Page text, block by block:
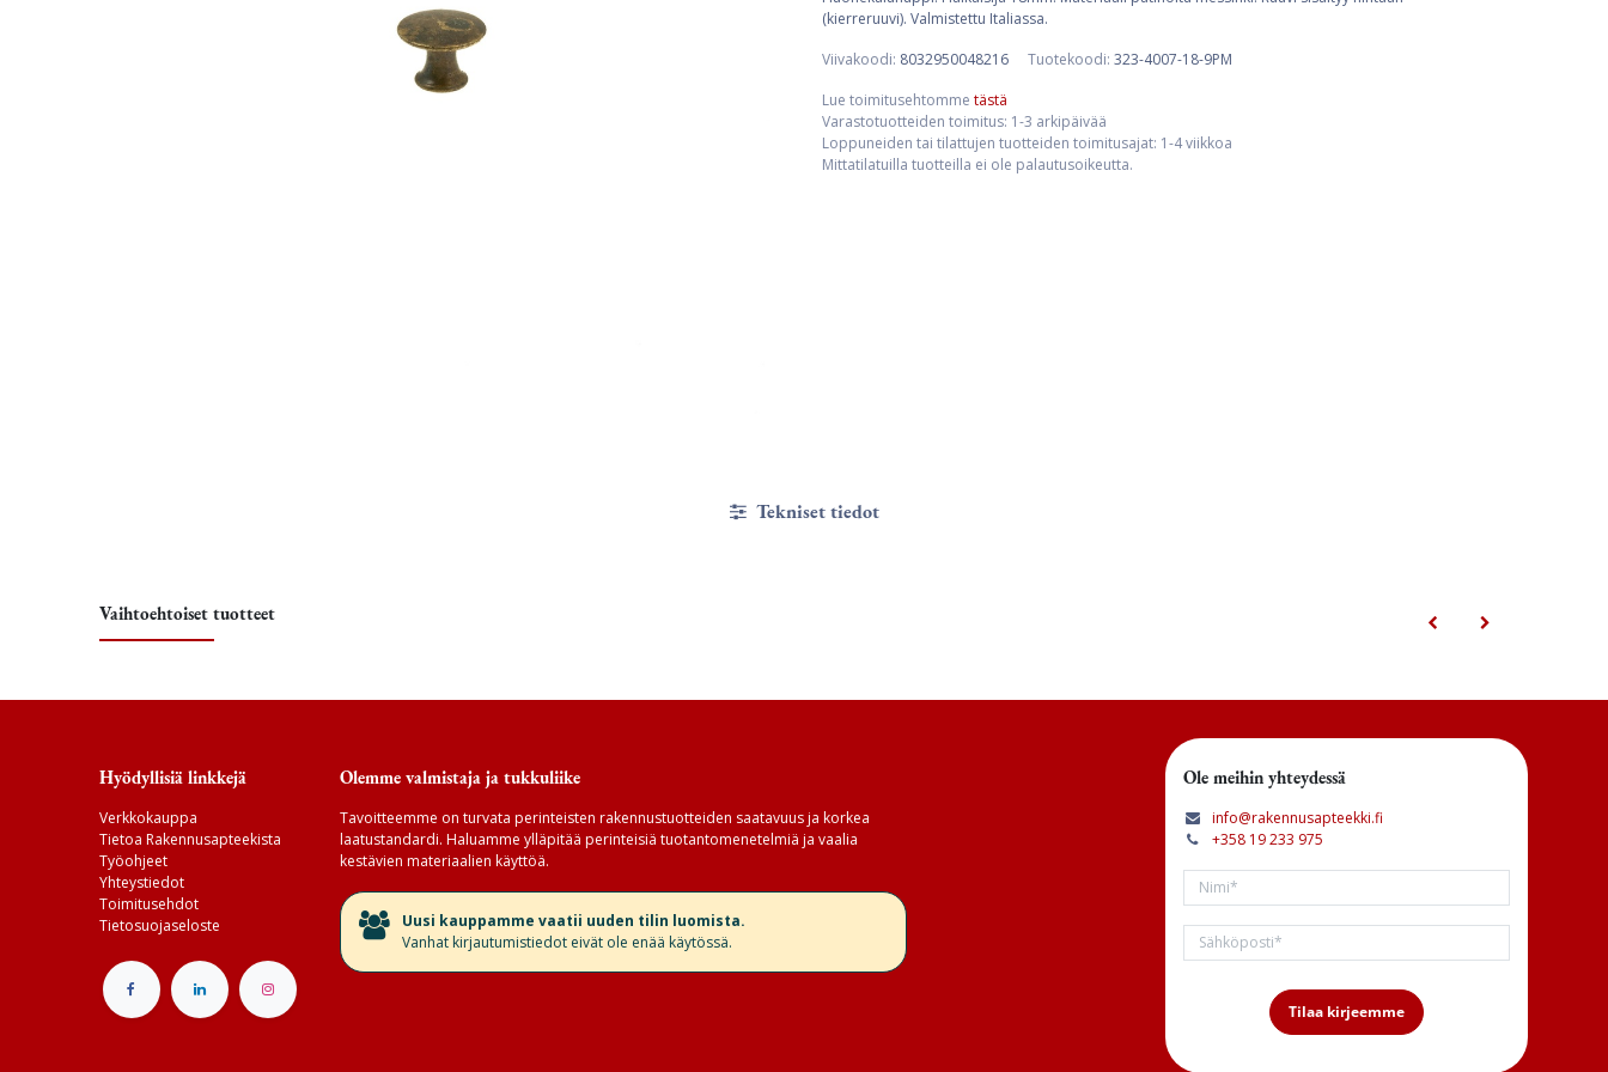
(kierreruuvi). Valmistettu Italiassa.
Viivakoodi: 8032950048216 Tuotekoodi: 323-4007-18-9PM
Lue toimitusehtomme tästä
Varastotuotteiden toimitus: 1-3 arkipäivää
Loppuneiden tai tilattujen tuotteiden toimitusajat: 1-4 viikkoa
Mittatilatuilla tuotteilla ei ole palautusoikeutta.
Tekniset tiedot
Vaihtoehtoiset tuotteet
Hyödyllisiä linkkejä
Verkkokauppa
Tietoa Rakennusapteekista
Työohjeet
Yhteystiedot
Toimitusehdot
Tietosuojaseloste
Olemme valmistaja ja tukkuliike
Tavoitteemme on turvata perinteisten rakennustuotteiden saatavuus ja korkea
laatustandardi. Haluamme ylläpitää perinteisiä tuotantomenetelmiä ja vaalia
kestävien materiaalien käyttöä.
​Uusi kauppamme vaatii uuden tilin luomista.
Vanhat kirjautumistiedot eivät ole enää käytössä.
Ole meihin yhteydessä
info@rakennusapteekki.fi
+358 19 233 975
Tilaa kirjeemme